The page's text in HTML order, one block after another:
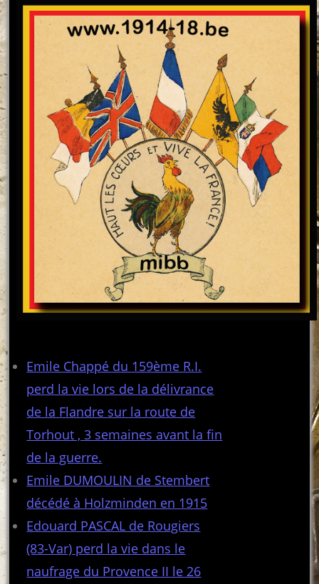
Emile Chappé du 159ème R.I.
perd la vie lors de la délivrance
de la Flandre sur la route de
Torhout , 3 semaines avant la fin
de la guerre.
Emile DUMOULIN de Stembert
décédé à Holzminden en 1915
Edouard PASCAL de Rougiers
(83-Var) perd la vie dans le
naufrage du Provence II le 26